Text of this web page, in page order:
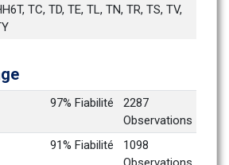
TC, TD, TE, TL, TN, TR, TS, TV,
97% Fiabilité
2287
Observations
91% Fiabilité
1098